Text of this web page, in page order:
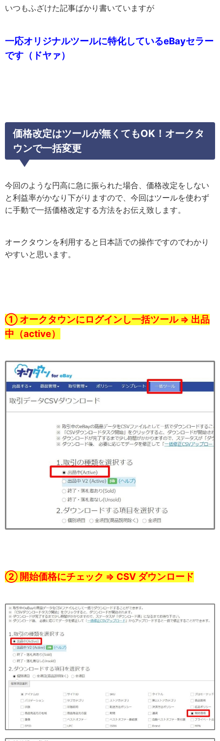
いつもふざけた記事ばかり書いていますが
一応オリジナルツールに特化しているeBayセラー
です（ドヤァ）
価格改定はツールが無くてもOK！オークタ
ウンで一括変更
今回のような円高に急に振られた場合、価格改定をしない
と利益率がかなり下がりますので、今回はツールを使わず
に手動で一括価格改定する方法をお伝え致します。
オークタウンを利用すると日本語での操作ですのでわかり
やすいと思います。
① オークタウンにログインし一括ツール ⇒ 出品
中（active）
② 開始価格にチェック ⇒ CSV ダウンロード